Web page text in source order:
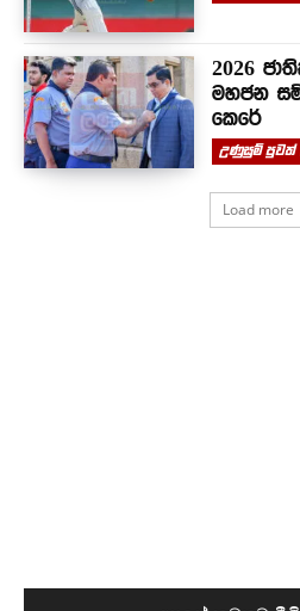
2026
මහජන
කෙරේ
උණුසුම් පුවත්
Load more